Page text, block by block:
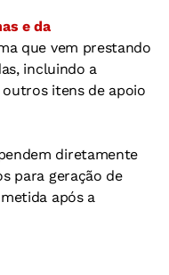
e da
que vem prestando
incluindo a
itens de apoio
diretamente
para geração de
após a